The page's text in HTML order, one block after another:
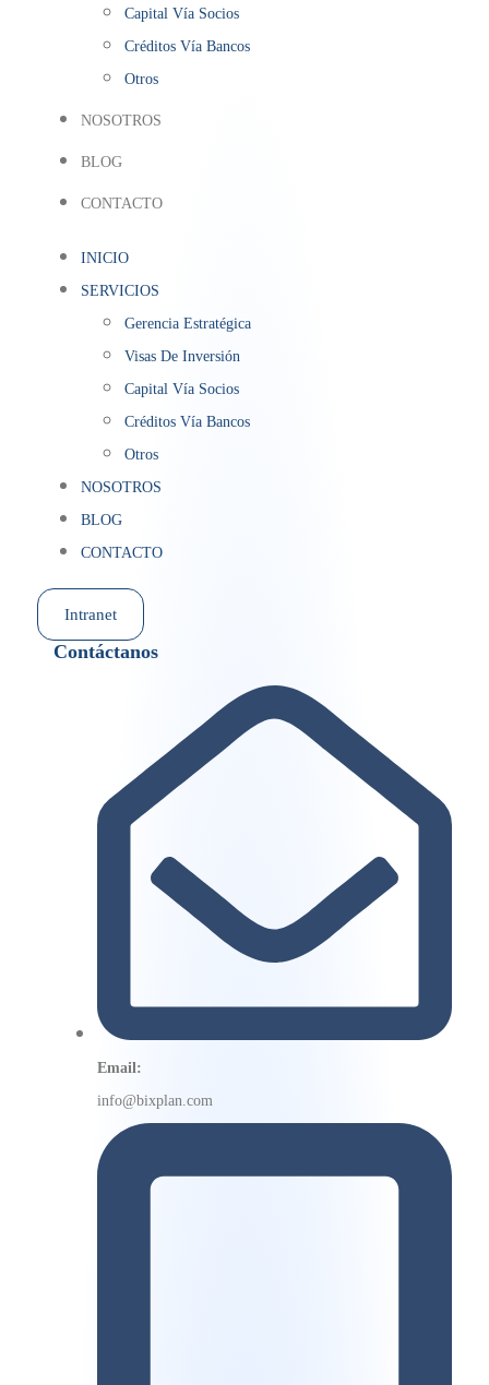
Capital Vía Socios
Créditos Vía Bancos
Otros
NOSOTROS
BLOG
CONTACTO
INICIO
SERVICIOS
Gerencia Estratégica
Visas De Inversión
Capital Vía Socios
Créditos Vía Bancos
Otros
NOSOTROS
BLOG
CONTACTO
Intranet
Contáctanos
Email:
info@bixplan.com